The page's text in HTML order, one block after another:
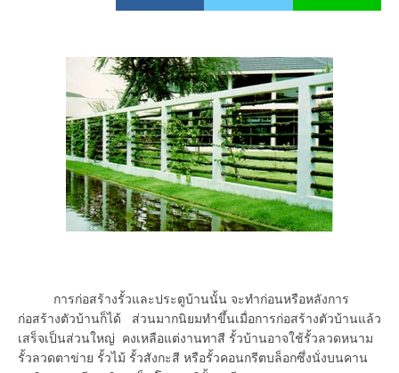
การก่อสร้างรั้วและประตูบ้านนั้น จะทำก่อนหรือหลังการ
ก่อสร้างตัวบ้านก็ได้ ส่วนมากนิยมทำขึ้นเมื่อการก่อสร้างตัวบ้านแล้ว
เสร็จเป็นส่วนใหญ่ คงเหลือแต่งานทาสี รั้วบ้านอาจใช้รั้วลวดหนาม
รั้วลวดตาข่าย รั้วไม้ รั้วสังกะสี หรือรั้วคอนกรีตบล็อกซึ่งนั่งบนคาน